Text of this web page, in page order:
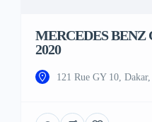
MERCEDES BENZ
2020
121 Rue GY 10, Dakar,